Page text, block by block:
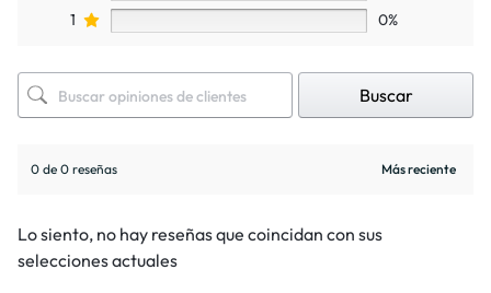
1
0%
Buscar
0 de 0 reseñas
Lo siento, no hay reseñas que coincidan con sus
selecciones actuales